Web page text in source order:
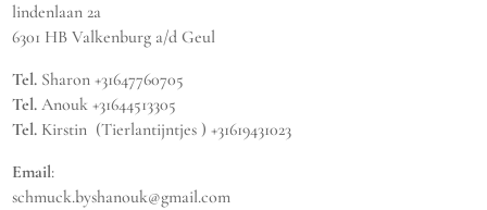
lindenlaan 2a
6301 HB Valkenburg a/d Geul
Tel. Sharon +31647760705
Tel. Anouk +31644513305
Tel. Kirstin (Tierlantijntjes ) +31619431023
Email:
schmuck.byshanouk@gmail.com